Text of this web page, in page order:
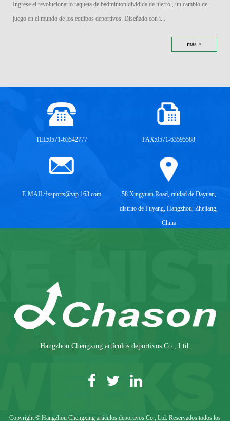
Ingrese el revolucionario raqueta de bádminton dividida de hierro , un cambio de
juego en el mundo de los equipos deportivos. Diseñado con i...
más >
TEL:0571-63542777 FAX:0571-63595588
E-MAIL:fxsports@vip.163.com
58 Xingyuan Road, ciudad de Dayuan,
distrito de Fuyang, Hangzhou, Zhejiang,
China
Hangzhou Chengxing artículos deportivos Co., Ltd.
Copyright © Hangzhou Chengxing artículos deportivos Co., Ltd. Reservados todos los